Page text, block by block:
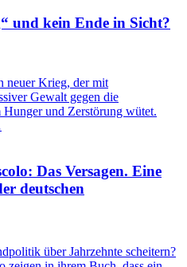
und kein Ende in Sicht?
neuer Krieg, der mit
Gewalt gegen die
und Zerstörung wütet.
Das Versagen. Eine
deutschen
über Jahrzehnte scheitern?